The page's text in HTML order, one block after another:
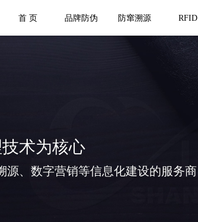
首 页 品牌防伪 防窜溯源 RFID
术为核心
源、数字营销等信息化建设的服务商